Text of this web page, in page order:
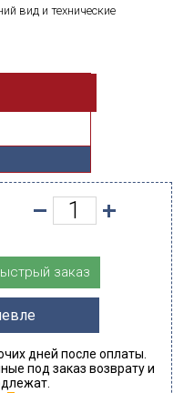
вид и технические
заказ
дней после оплаты.
под заказ возврату и